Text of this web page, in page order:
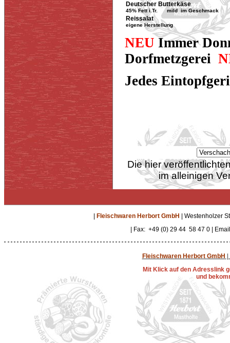
Deutscher Butterkäse
45% Fett i.Tr. mild im Geschmack
Reissalat
eigene Herstellung
NEU Immer
Dorfmetzgerei
Jedes
Die hier
im alleinigen
Fleischwaren Herbort GmbH
| Westenholzer
| Fax: +49 (0) 29 44 58 47 0 |
Fleischwaren Herbort GmbH
Mit Klick auf den Adresslink
und